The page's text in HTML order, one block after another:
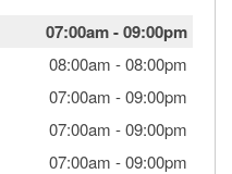
07:00am-09:00pm
08:00am -08:00pm
07:00am -09:00pm
07:00am -09:00pm
07:00am -09:00pm